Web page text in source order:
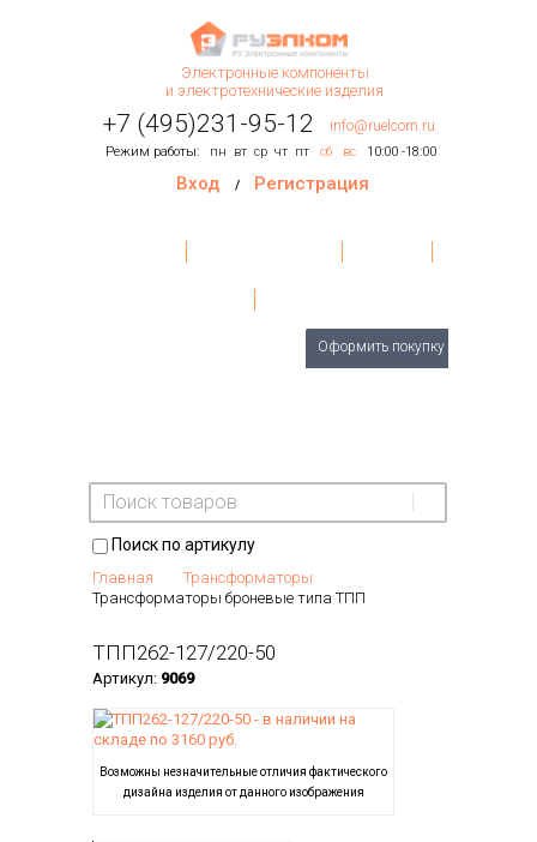
Электронные компоненты
и электротехнические изделия
+7 (495)231-95-12 info@ruelcom.ru
Режим работы: пн вт ср чт пт сб вс 10:00 -18:00
Вход / Регистрация
Оформить покупку
Поиск по артикулу
Главная
Трансформаторы
Трансформаторы броневые типа ТПП
ТПП262-127/220-50
Артикул: 9069
Возможны незначительные отличия фактического
дизайна изделия от данного изображения